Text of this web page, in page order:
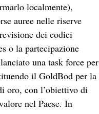
localmente),
auree nelle riserve
dei codici
o la partecipazione
una task force per
il GoldBod per la
oro, con l’obiettivo di
nel Paese. In